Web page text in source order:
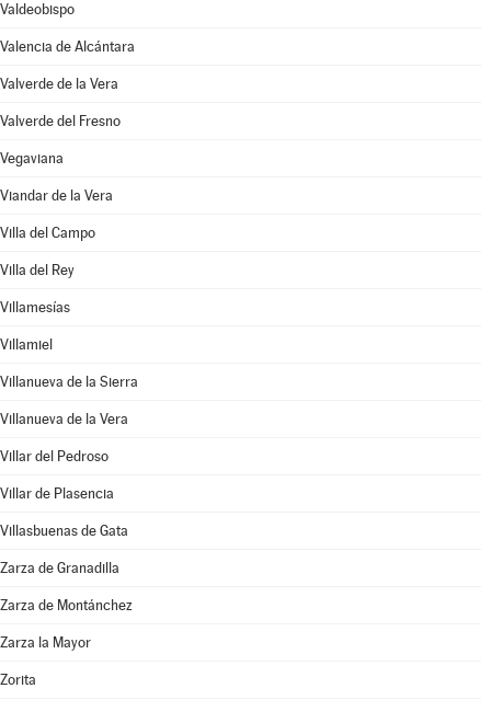
Valdeobispo
Valencia de Alcántara
Valverde de la Vera
Valverde del Fresno
Vegaviana
Viandar de la Vera
Villa del Campo
Villa del Rey
Villamesías
Villamiel
Villanueva de la Sierra
Villanueva de la Vera
Villar del Pedroso
Villar de Plasencia
Villasbuenas de Gata
Zarza de Granadilla
Zarza de Montánchez
Zarza la Mayor
Zorita